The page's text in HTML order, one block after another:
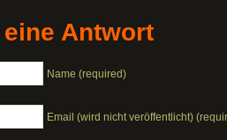
Antwort
Name (required)
Email (wird nicht veröffentlicht)